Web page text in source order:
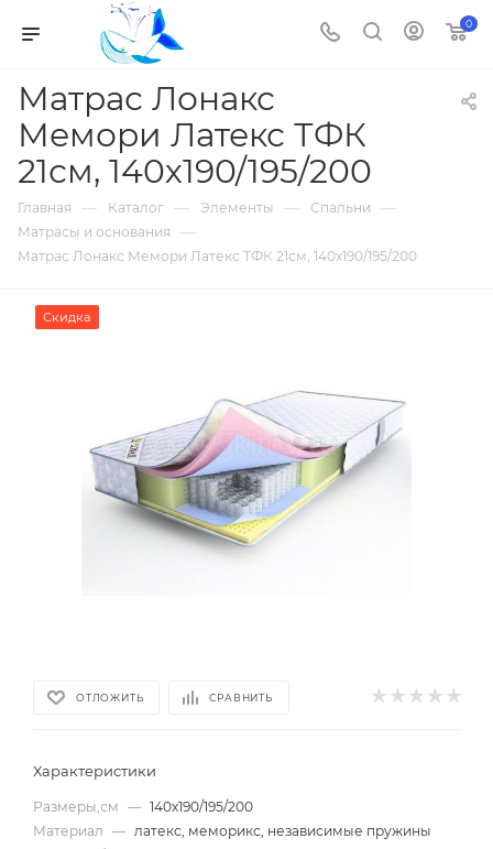
0
Матрас Лонакс
Мемори Латекс ТФК
21см, 140х190/195/200
Главная — Каталог — Элементы — Спальни —
Матрасы и основания —
Матрас Лонакс Мемори Латекс ТФК 21см, 140х190/195/200
Скидка
ОТЛОЖИТЬ СРАВНИТЬ
Характеристики
Размеры,см — 140х190/195/200
Материал — латекс, меморикс, независимые пружины